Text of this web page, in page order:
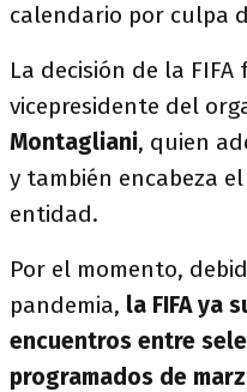
calendario por culpa
La decisión de la
vicepresidente del
Montagliani, quien
y también encabeza
entidad.
Por el momento,
pandemia, la FIFA ya
encuentros entre
programados de